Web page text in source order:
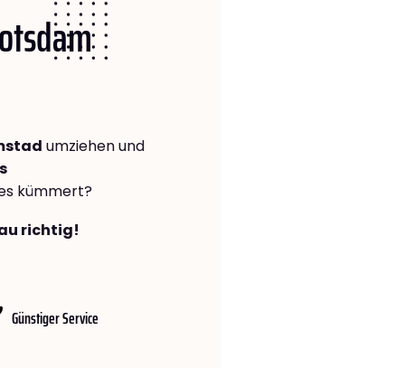
umziehen und
kümmert?
richtig!
Günstiger Service